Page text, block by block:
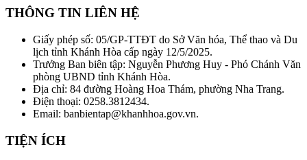
THÔNG TIN LIÊN HỆ
Giấy phép số: 05/GP-TTĐT do Sở Văn hóa, Thể thao và Du
lịch tỉnh Khánh Hòa cấp ngày 12/5/2025.
Trưởng Ban biên tập: Nguyễn Phương Huy - Phó Chánh Văn
phòng UBND tỉnh Khánh Hòa.
Địa chỉ: 84 đường Hoàng Hoa Thám, phường Nha Trang.
Điện thoại: 0258.3812434.
Email: banbientap@khanhhoa.gov.vn.
TIỆN ÍCH